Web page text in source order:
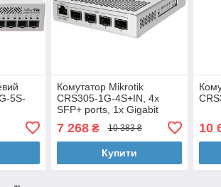
5S-
Комутатор Mikrotik
CRS305-1G-4S+IN, 4x
SFP+ ports, 1x Gigabit
Ethernet, metallic enclosure
7 268₴ 10 383 ₴
Купити
10